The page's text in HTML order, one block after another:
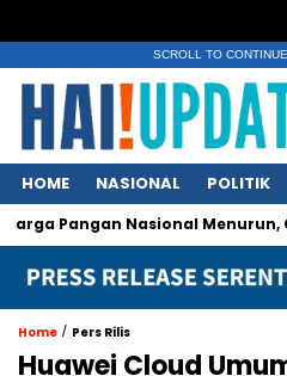
SCROLL TO
HOME NASIONAL POLITIK
Menurun, Cabai dan Ikan
Home / Pers Rilis
Huawei Cloud